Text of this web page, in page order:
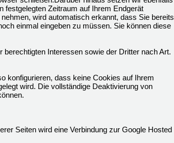
festgelegten Zeitraum auf Ihrem Endgerät
wird automatisch erkannt, dass Sie bereits
einmal eingeben zu müssen. Sie können diese
Interessen sowie der Dritter nach Art.
konfigurieren, dass keine Cookies auf Ihrem
wird. Die vollständige Deaktivierung von
Seiten wird eine Verbindung zur Google Hosted